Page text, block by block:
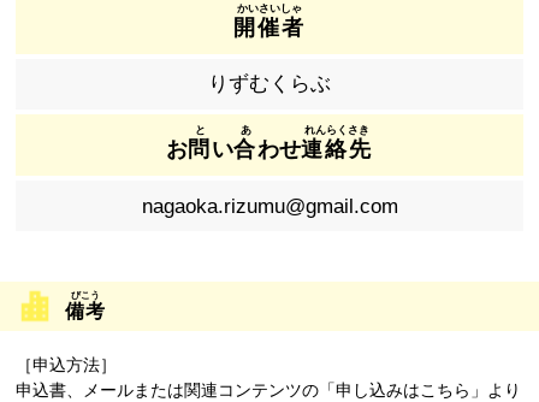
開催者
りずむくらぶ
お問 い合わせ連絡先
nagaoka.rizumu@gmail.com
備考
［申込方法］
申込書、メールまたは関連コンテンツの「申し込みはこちら」より